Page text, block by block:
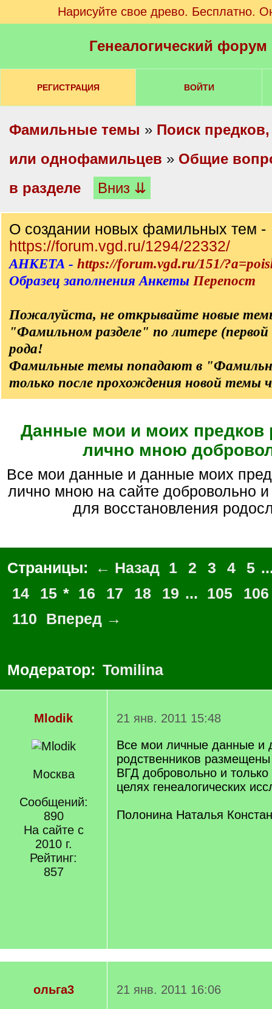
Нарисуйте свое древо. Бесплатно.
Генеалогический
РЕГИСТРАЦИЯ ВОЙТИ
Фамильные темы » Поиск
или однофамильцев » Общие
в разделе
Вниз ⇊
О создании новых фамильных тем -
https://forum.vgd.ru/1294/22332/
АНКЕТА - https://forum.vgd.ru/151/
Образец заполнения Анкеты Перепост
Пожалуйста, не открывайте новые
"Фамильном разделе" по литере
рода!
Фамильные темы попадают в
только после прохождения новой темы
Данные мои и моих
лично мною
Все мои данные и данные моих предков размещены
лично мною на сайте добровольно
для восстановления
Страницы: ← Назад 1 2 3 4 5
14
15 * 16 17 18 19 ... 105
106
110
Вперед →
Модератор: Tomilina
Mlodik
Москва
Сообщений:
890
На сайте с
2010 г.
Рейтинг:
857
21 янв. 2011 15:48
Все мои личные данные и
родственников
ВГД добровольно и
целях генеалогических
Полонина Наталья
ольга3
21 янв. 2011 16:06